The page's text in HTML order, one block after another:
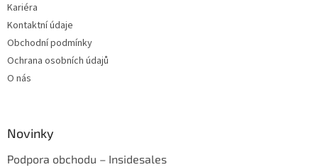
Kariéra
Kontaktní údaje
Obchodní podmínky
Ochrana osobních údajů
O nás
Novinky
Podpora obchodu – Insidesales